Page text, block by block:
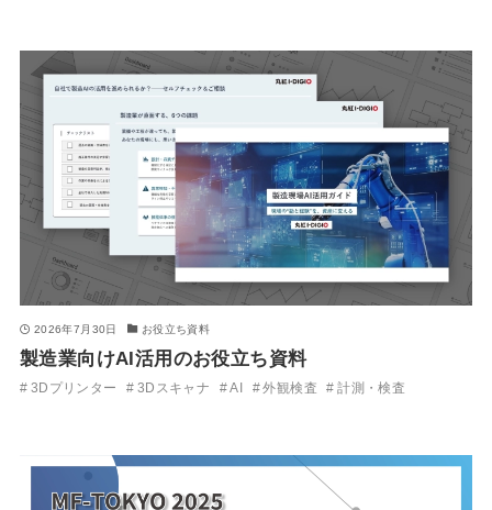
2026年7月30日 お役立ち資料
製造業向けAI活用のお役立ち資料
3Dプリンター 3Dスキャナ AI 外観検査 計測・検査